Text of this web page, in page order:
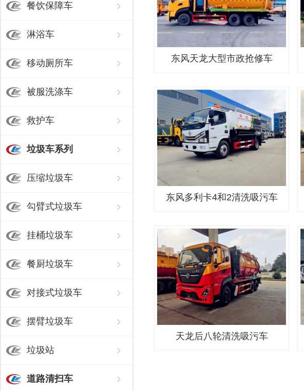
餐饮保障车
淋浴车
移动厕所车
被服洗涤车
救护车
垃圾车系列
压缩垃圾车
勾臂式垃圾车
挂桶垃圾车
餐厨垃圾车
对接式垃圾车
摆臂垃圾车
垃圾站
道路清扫车
东风天龙大型市政抢修车
东风多利卡4和2清洗吸污车
天龙后八轮清洗吸污车